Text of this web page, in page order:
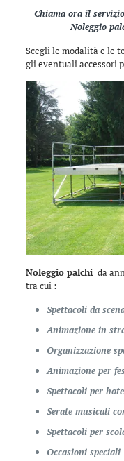
Chiama ora il
Noleggio
Scegli le modalità e le
gli eventuali accessori
Noleggio palchi da
tra cui :
Spettacoli da
Animazione in
Organizzazione
Animazione per
Spettacoli per
Serate musicali
Spettacoli per
Occasioni speciali